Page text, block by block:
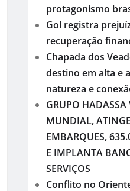
protagonismo
Gol registra
recuperação
Chapada dos
destino em alta e
natureza e
GRUPO HADASSA
MUNDIAL,
EMBARQUES,
E IMPLANTA
SERVIÇOS
Conflito no